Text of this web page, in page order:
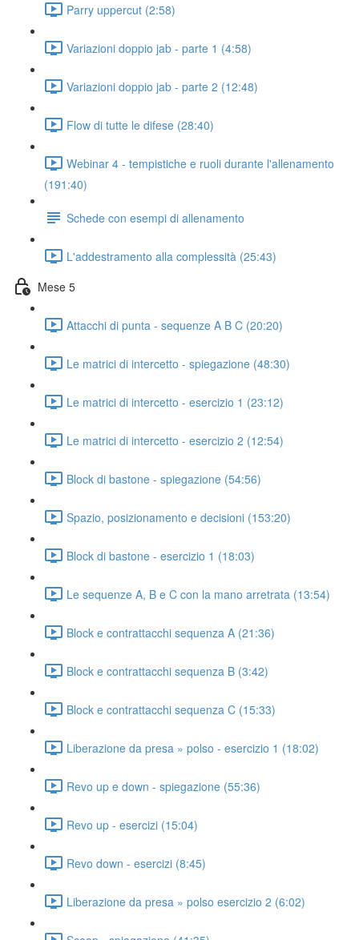
Parry uppercut (2:58)
Variazioni doppio jab - parte 1 (4:58)
Variazioni doppio jab - parte 2 (12:48)
Flow di tutte le difese (28:40)
Webinar 4 - tempistiche e ruoli durante l'allenamento
(191:40)
Schede con esempi di allenamento
L'addestramento alla complessità (25:43)
Mese 5
Attacchi di punta - sequenze A B C (20:20)
Le matrici di intercetto - spiegazione (48:30)
Le matrici di intercetto - esercizio 1 (23:12)
Le matrici di intercetto - esercizio 2 (12:54)
Block di bastone - spiegazione (54:56)
Spazio, posizionamento e decisioni (153:20)
Block di bastone - esercizio 1 (18:03)
Le sequenze A, B e C con la mano arretrata (13:54)
Block e contrattacchi sequenza A (21:36)
Block e contrattacchi sequenza B (3:42)
Block e contrattacchi sequenza C (15:33)
Liberazione da presa » polso - esercizio 1 (18:02)
Revo up e down - spiegazione (55:36)
Revo up - esercizi (15:04)
Revo down - esercizi (8:45)
Liberazione da presa » polso esercizio 2 (6:02)